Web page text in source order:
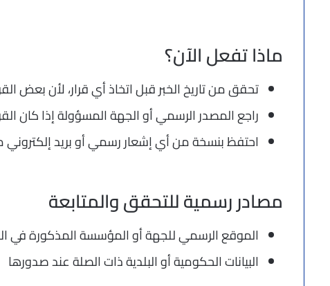
ماذا تفعل الآن؟
تحقق من تاريخ الخبر قبل اتخاذ أي قرار، لأن بعض
راجع المصدر الرسمي أو الجهة المسؤولة إذا كان
احتفظ بنسخة من أي إشعار رسمي أو بريد إلكتروني
مصادر رسمية للتحقق والمتابعة
الموقع الرسمي للجهة أو المؤسسة المذكورة في
البيانات الحكومية أو البلدية ذات الصلة عند صدورها